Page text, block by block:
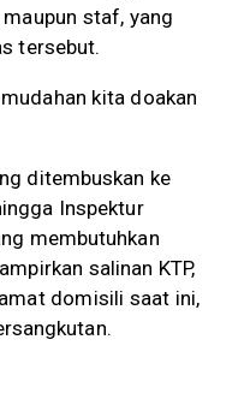
staf, yang
tersebut.
kita doakan
ditembuskan ke
Inspektur
membutuhkan
salinan KTP,
domisili saat ini,